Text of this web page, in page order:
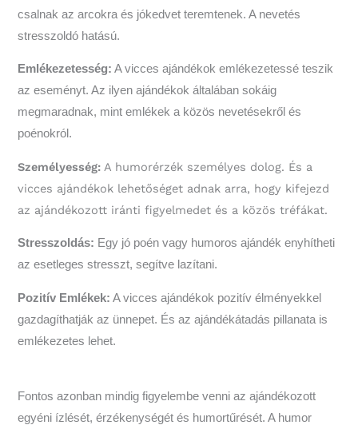
csalnak az arcokra és jókedvet teremtenek. A nevetés
stresszoldó hatású.
Emlékezetesség: A vicces ajándékok emlékezetessé teszik
az eseményt. Az ilyen ajándékok általában sokáig
megmaradnak, mint emlékek a közös nevetésekről és
poénokról.
Személyesség: A humorérzék személyes dolog. És a
vicces ajándékok lehetőséget adnak arra, hogy kifejezd
az ajándékozott iránti figyelmedet és a közös tréfákat.
Stresszoldás: Egy jó poén vagy humoros ajándék enyhítheti
az esetleges stresszt, segítve lazítani.
Pozitív Emlékek: A vicces ajándékok pozitív élményekkel
gazdagíthatják az ünnepet. És az ajándékátadás pillanata is
emlékezetes lehet.
Fontos azonban mindig figyelembe venni az ajándékozott
egyéni ízlését, érzékenységét és humortűrését. A humor